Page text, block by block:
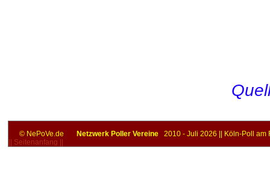
© NePoVe.de Netzwerk Poller Vereine 2010 - Juli 2026 || Köln-Poll am
|| Seitenanfang ||